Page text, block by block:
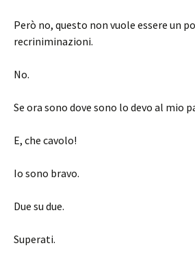
Però no, questo non vuole essere un
recriniminazioni.
No.
Se ora sono dove sono lo devo al mio
E, che cavolo!
Io sono bravo.
Due su due.
Superati.